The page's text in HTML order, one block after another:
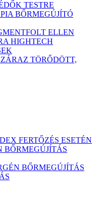
TESTRE
BŐRMEGÚJÍTÓ
ELLEN
HIGHTECH
TÖRŐDÖTT,
FERTŐZÉS ESETÉN
BŐRMEGÚJÍTÁS
BŐRMEGÚJÍTÁS